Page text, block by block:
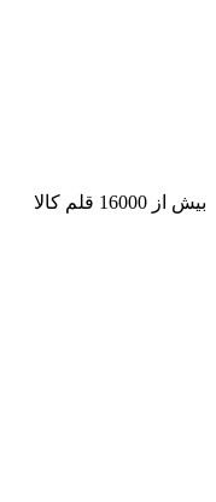
بیش از 16000 قلم کالا